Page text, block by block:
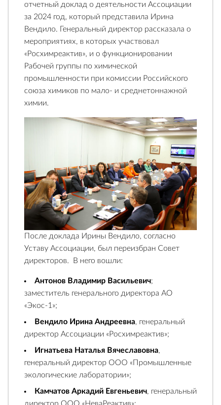
отчетный доклад о деятельности Ассоциации
за 2024 год, который представила Ирина
Вендило. Генеральный директор рассказала о
мероприятиях, в которых участвовал
«Росхимреактив», и о функционировании
Рабочей группы по химической
промышленности при комиссии Российского
союза химиков по мало- и среднетоннажной
химии.
После доклада Ирины Вендило, согласно
Уставу Ассоциации, был переизбран Совет
директоров. В него вошли:
Антонов Владимир Васильевич;
заместитель генерального директора АО
«Экос-1»;
Вендило Ирина Андреевна, генеральный
директор Ассоциации «Росхимреактив»;
Игнатьева Наталья Вячеславовна,
генеральный директор ООО «Промышленные
экологические лаборатории»;
Камчатов Аркадий Евгеньевич, генеральный
директор ООО «НеваРеактив»;